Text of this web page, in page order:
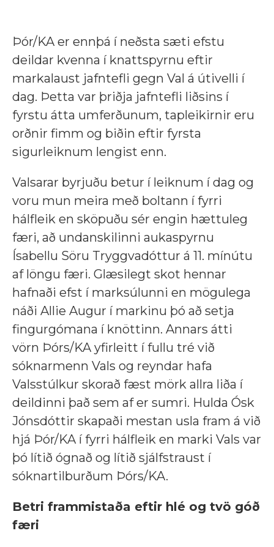
Þór/KA er ennþá í neðsta sæti efstu
deildar kvenna í knattspyrnu eftir
markalaust jafntefli gegn Val á útivelli í
dag. Þetta var þriðja jafntefli liðsins í
fyrstu átta umferðunum, tapleikirnir eru
orðnir fimm og biðin eftir fyrsta
sigurleiknum lengist enn.
Valsarar byrjuðu betur í leiknum í dag og
voru mun meira með boltann í fyrri
hálfleik en sköpuðu sér engin hættuleg
færi, að undanskilinni aukaspyrnu
Ísabellu Söru Tryggvadóttur á 11. mínútu
af löngu færi. Glæsilegt skot hennar
hafnaði efst í marksúlunni en mögulega
náði Allie Augur í markinu þó að setja
fingurgómana í knöttinn. Annars átti
vörn Þórs/KA yfirleitt í fullu tré við
sóknarmenn Vals og reyndar hafa
Valsstúlkur skorað fæst mörk allra liða í
deildinni það sem af er sumri. Hulda Ósk
Jónsdóttir skapaði mestan usla fram á við
hjá Þór/KA í fyrri hálfleik en marki Vals var
þó lítið ógnað og lítið sjálfstraust í
sóknartilburðum Þórs/KA.
Betri frammistaða eftir hlé og tvö góð
færi